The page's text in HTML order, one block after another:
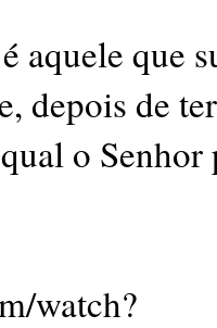
aquele que
depois de
o
watch?